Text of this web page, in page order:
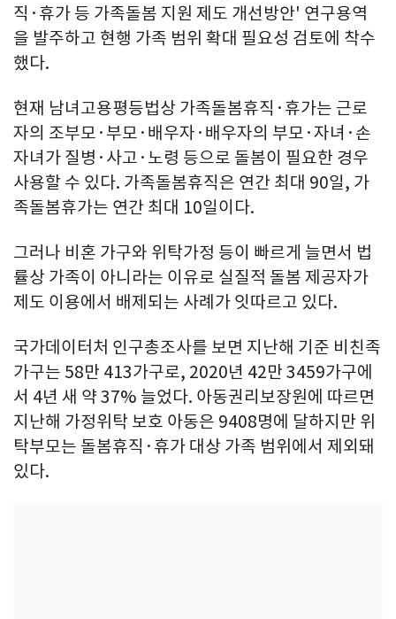
직·휴가 등 가족돌봄 지원 제도 개선방안' 연구용역
을 발주하고 현행 가족 범위 확대 필요성 검토에 착수
했다.
현재 남녀고용평등법상 가족돌봄휴직·휴가는 근로
자의 조부모·부모·배우자·배우자의 부모·자녀·손
자녀가 질병·사고·노령 등으로 돌봄이 필요한 경우
사용할 수 있다. 가족돌봄휴직은 연간 최대 90일, 가
족돌봄휴가는 연간 최대 10일이다.
그러나 비혼 가구와 위탁가정 등이 빠르게 늘면서 법
률상 가족이 아니라는 이유로 실질적 돌봄 제공자가
제도 이용에서 배제되는 사례가 잇따르고 있다.
국가데이터처 인구총조사를 보면 지난해 기준 비친족
가구는 58만 413가구로, 2020년 42만 3459가구에
서 4년 새 약 37% 늘었다. 아동권리보장원에 따르면
지난해 가정위탁 보호 아동은 9408명에 달하지만 위
탁부모는 돌봄휴직·휴가 대상 가족 범위에서 제외돼
있다.